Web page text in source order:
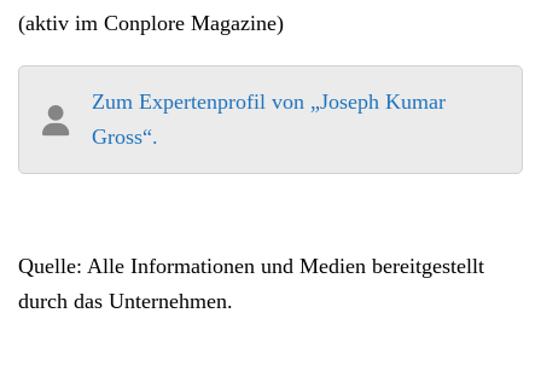
(aktiv im Conplore Magazine)
Zum Expertenprofil von „Joseph Kumar
Gross“.
Quelle: Alle Informationen und Medien bereitgestellt
durch das Unternehmen.